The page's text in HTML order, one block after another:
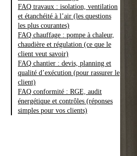
FAQ travaux : isolation, ventilation
et étanchéité à l’air (les questions
les plus courantes)
FAQ chauffage : pompe à chaleur,
chaudière et régulation (ce que le
client veut savoir)
FAQ chantier : devis, planning et
qualité d’exécution (pour rassurer le
client)
FAQ conformité : RGE, audit
énergétique et contrôles (réponses
simples pour vos clients)